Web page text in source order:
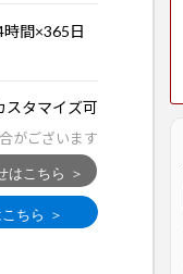
間×365日
スタマイズ可
がございます